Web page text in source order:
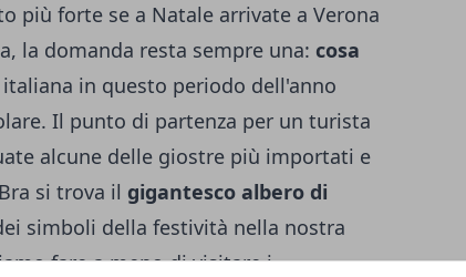
più forte se a Natale arrivate a Verona
la domanda resta sempre una: cosa
italiana in questo periodo dell'anno
Il punto di partenza per un turista
alcune delle giostre più importati e
si trova il gigantesco albero di
simboli della festività nella nostra
fare a meno di visitare i